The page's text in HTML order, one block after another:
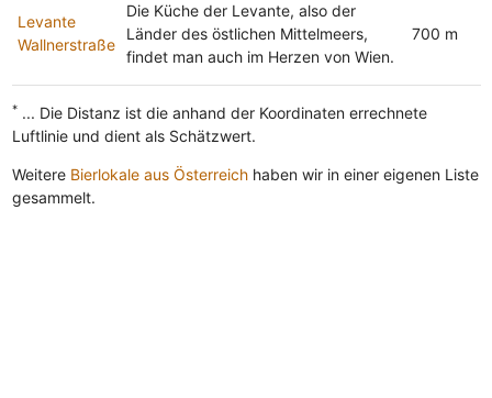
Levante
Wallnerstraße
Die Küche der Levante, also der
Länder des östlichen Mittelmeers,
findet man auch im Herzen von Wien.
700 m
*... Die Distanz ist die anhand der Koordinaten errechnete
Luftlinie und dient als Schätzwert.
Weitere Bierlokale aus Österreichhaben wir in einer eigenen Liste
gesammelt.